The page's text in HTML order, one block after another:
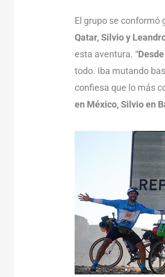
El grupo se conformó
Qatar, Silvio y
esta aventura. “
todo. Iba mutando
confiesa que lo más
en México, Silvio en